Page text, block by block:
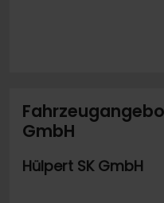
GmbH
Hülpert SK GmbH